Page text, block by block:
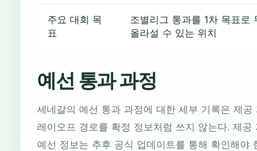
주요 대회 목
표
조별리그 통과를 1차 목표로
올라설 수 있는 위치
예선 통과 과정
세네갈의 예선 통과 과정에 대한 세부 기록은 제
레이오프 경로를 확정 정보처럼 쓰지 않는다. 제
예선 정보는 추후 공식 업데이트를 통해 확인해야